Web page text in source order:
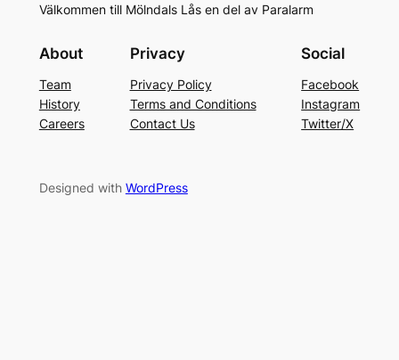
Välkommen till Mölndals Lås en del av Paralarm
About
Team
History
Careers
Privacy
Privacy Policy
Terms and Conditions
Contact Us
Social
Facebook
Instagram
Twitter/X
Designed with WordPress